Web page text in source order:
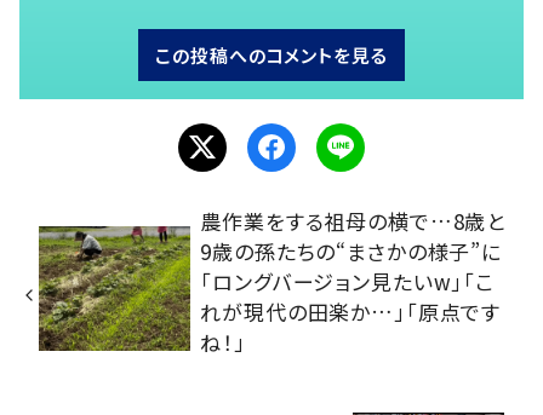
この投稿へのコメントを見る
農作業をする祖母の横で…8歳と
9歳の孫たちの“まさかの様子”に
「ロングバージョン見たいw」「こ
れが現代の田楽か…」「原点です
ね！」